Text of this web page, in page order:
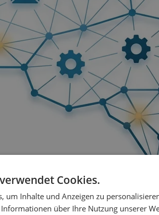
Cookies.
um Inhalte und Anzeigen zu
über Ihre Nutzung unserer